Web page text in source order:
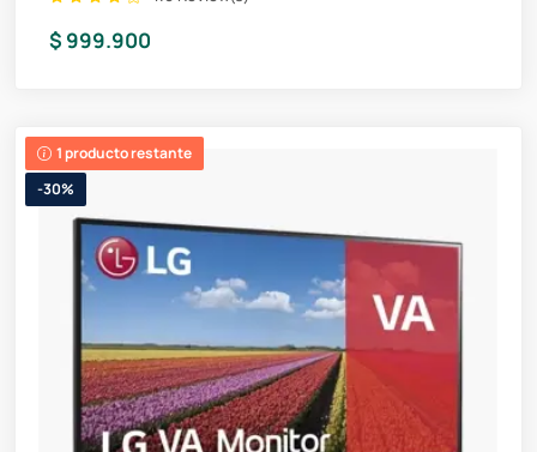
$ 999.900
1 producto restante
-30%